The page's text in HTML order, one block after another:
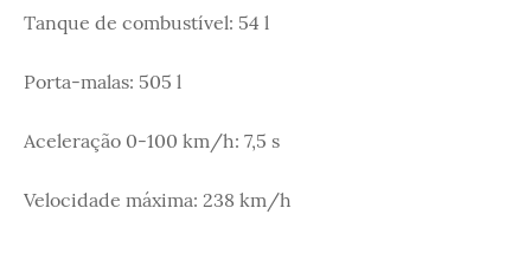
Tanque de combustível: 54 l
Porta-malas: 505 l
Aceleração 0-100 km/h: 7,5 s
Velocidade máxima: 238 km/h